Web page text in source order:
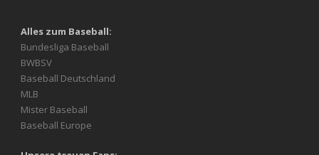
Alles zum Baseball:
Bundesliga Baseball
BWBSV
Baseball Deutschland
MLB
Mister Baseball
Baseball Europe